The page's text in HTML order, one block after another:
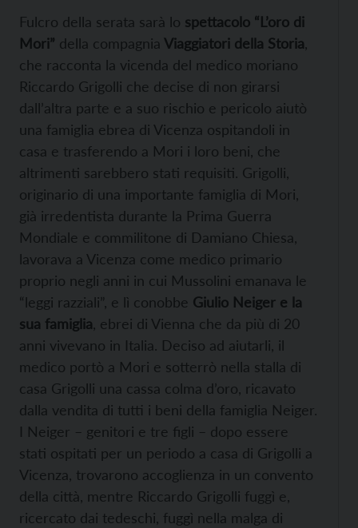
Fulcro della serata sarà lo spettacolo “L’oro di
Mori” della compagnia Viaggiatori della Storia
che racconta la vicenda del medico moriano
Riccardo Grigolli che decise di non girarsi
dall’altra parte e a suo rischio e pericolo aiutò
una famiglia ebrea di Vicenza ospitandoli in
casa e trasferendo a Mori i loro beni, che
altrimenti sarebbero stati requisiti. Grigolli,
originario di una importante famiglia di Mori,
già irredentista durante la Prima Guerra
Mondiale e commilitone di Damiano Chiesa,
lavorava a Vicenza come medico primario
proprio negli anni in cui Mussolini emanava le
“leggi razziali”, e lì conobbe Giulio Neiger e la
sua famiglia , ebrei di Vienna che da più di 20
anni vivevano in Italia. Deciso ad aiutarli, il
medico portò a Mori e sotterrò nella stalla di
casa Grigolli una cassa colma d’oro, ricavato
dalla vendita di tutti i beni della famiglia Neiger.
I Neiger – genitori e tre figli – dopo essere
stati ospitati per un periodo a casa di Grigolli a
Vicenza, trovarono accoglienza in un convento
della città, mentre Riccardo Grigolli fuggì e,
ricercato dai tedeschi, fuggì nella malga di